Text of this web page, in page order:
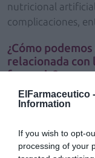
ElFarmaceutico -
Information
If you wish to opt-
processing of your
nutricional
complicaciones,
¿Cómo
relacionada con
farmacia?
Tal como hemos
cuenta con una
nuestros mayores.